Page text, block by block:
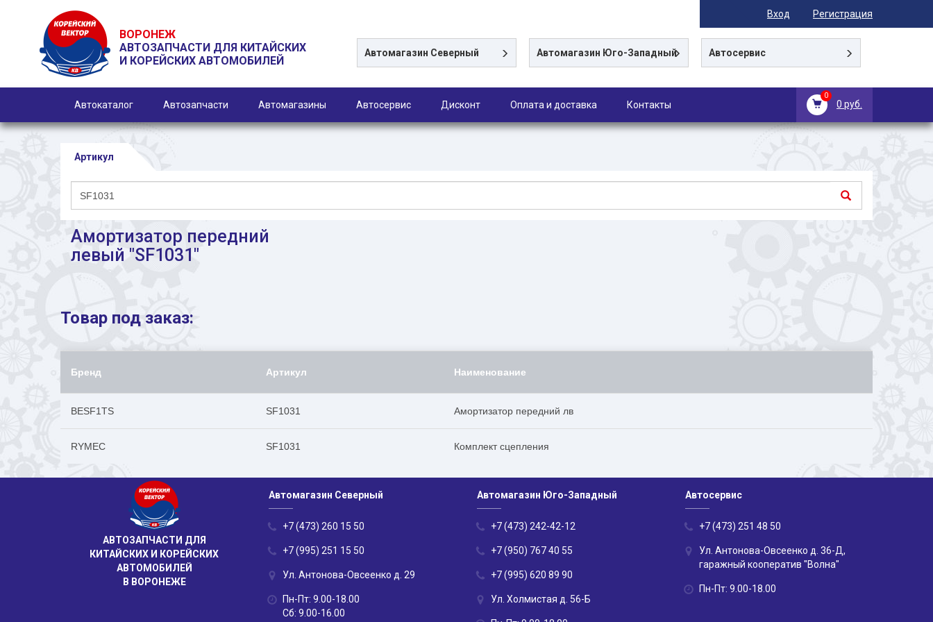
Вход Регистрация
ВОРОНЕЖ
АВТОЗАПЧАСТИ ДЛЯ КИТАЙСКИХ
И КОРЕЙСКИХ АВТОМОБИЛЕЙ
Автомагазин Северный Автомагазин Юго-Западный Автосервис
0
0 руб.
Автокаталог Автозапчасти Автомагазины Автосервис Дисконт Оплата и доставка Контакты
Артикул
Амортизатор передний
левый "SF1031"
Товар под заказ:
Бренд Артикул Наименование
BESF1TS SF1031 Амортизатор передний лв
RYMEC SF1031 Комплект сцепления
АВТОЗАПЧАСТИ ДЛЯ
КИТАЙСКИХ И КОРЕЙСКИХ
АВТОМОБИЛЕЙ
В ВОРОНЕЖЕ
Автомагазин Северный
+7 (473) 260 15 50
+7 (995) 251 15 50
Ул. Антонова-Овсеенко д. 29
Пн-Пт: 9.00-18.00
Сб: 9.00-16.00
Автомагазин Юго-Западный
+7 (473) 242-42-12
+7 (950) 767 40 55
+7 (995) 620 89 90
Ул. Холмистая д. 56-Б
Автосервис
+7 (473) 251 48 50
Ул. Антонова-Овсеенко д. 36-Д,
гаражный кооператив "Волна"
Пн-Пт: 9.00-18.00